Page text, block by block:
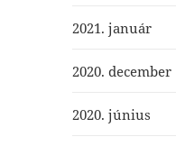
2021. január
2020. december
2020. június